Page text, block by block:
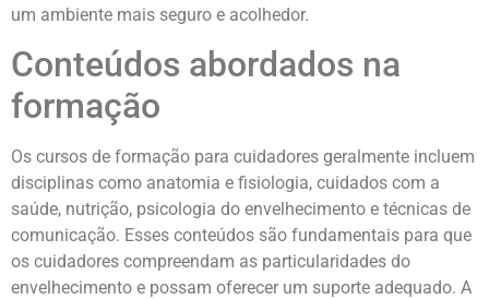
um ambiente mais seguro e acolhedor.
Conteúdos abordados na
formação
Os cursos de formação para cuidadores geralmente incluem
disciplinas como anatomia e fisiologia, cuidados com a
saúde, nutrição, psicologia do envelhecimento e técnicas de
comunicação. Esses conteúdos são fundamentais para que
os cuidadores compreendam as particularidades do
envelhecimento e possam oferecer um suporte adequado. A